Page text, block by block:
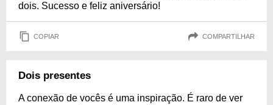
dois. Sucesso e feliz aniversário!
COPIAR COMPARTILHAR
Dois presentes
A conexão de vocês é uma inspiração. É raro de ver